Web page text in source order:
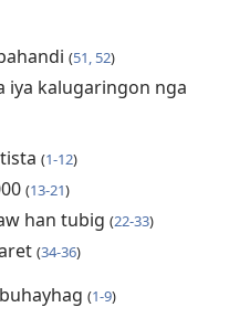
(51, 52)
iya kalugaringon nga
(1-12)
(13-21)
han tubig (22-33)
(34-36)
(1-9)